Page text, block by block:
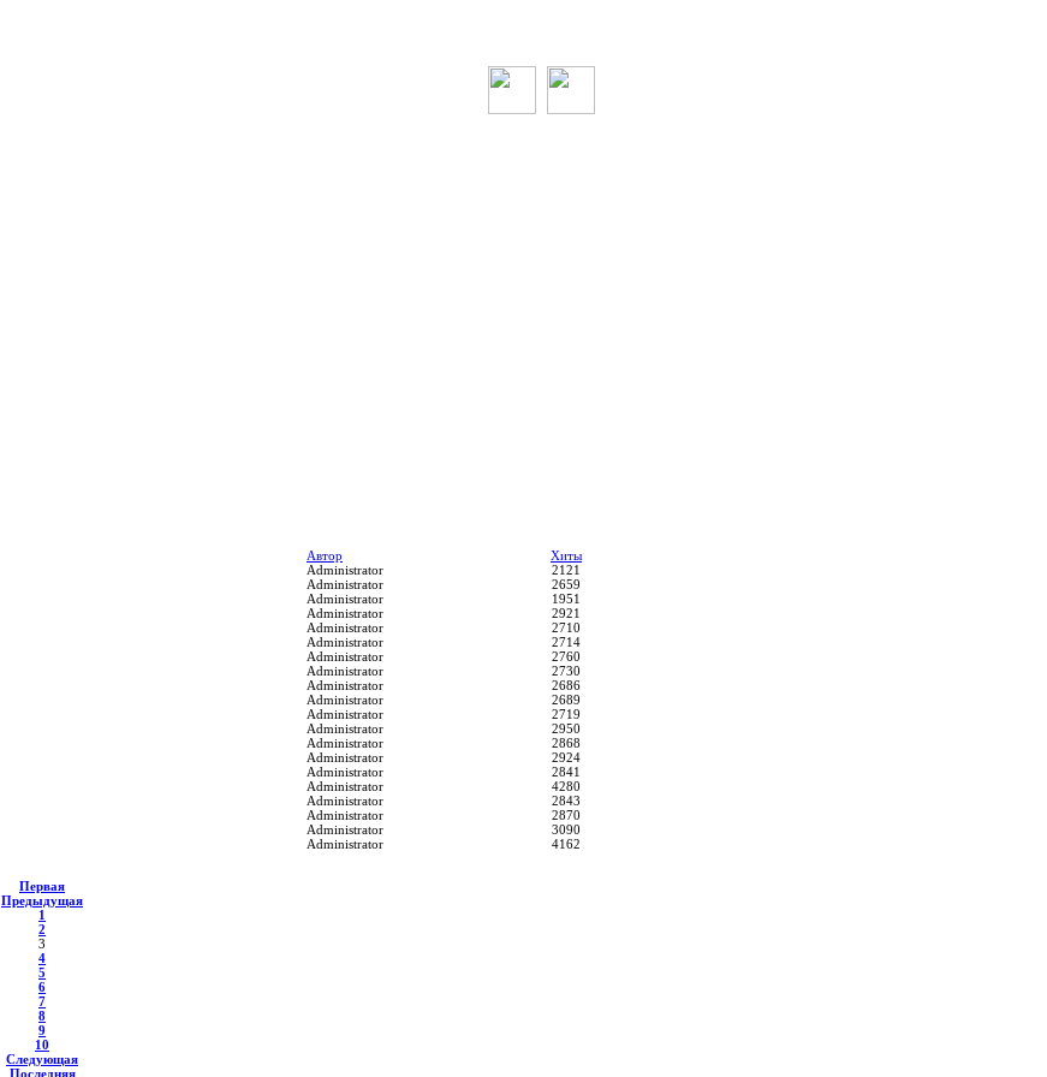
Автор
Хиты
Administrator
2121
Administrator
2659
Administrator
1951
Administrator
2921
Administrator
2710
Administrator
2714
Administrator
2760
Administrator
2730
Administrator
2686
Administrator
2689
Administrator
2719
Administrator
2950
Administrator
2868
Administrator
2924
Administrator
2841
Administrator
4280
Administrator
2843
Administrator
2870
Administrator
3090
Administrator 4162
Первая
Предыдущая
1
2
3
4
5
6
7
8
9
10
Следующая
Последняя